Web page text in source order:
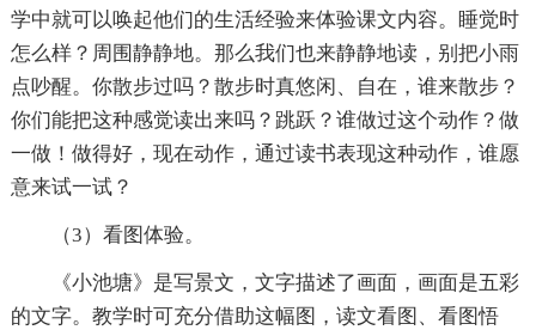
学中就可以唤起他们的生活经验来体验课文内容。睡觉时
怎么样？周围静静地。那么我们也来静静地读，别把小雨
点吵醒。你散步过吗？散步时真悠闲、自在，谁来散步？
你们能把这种感觉读出来吗？跳跃？谁做过这个动作？做
一做！做得好，现在动作，通过读书表现这种动作，谁愿
意来试一试？
（3）看图体验。
《小池塘》是写景文，文字描述了画面，画面是五彩
的文字。教学时可充分借助这幅图，读文看图、看图悟